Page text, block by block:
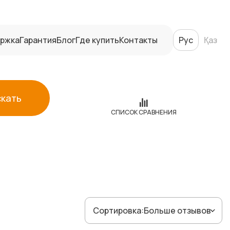
ГарантияБлогГде купитьКонтакты Рус Қаз
СПИСОК СРАВНЕНИЯ
Сортировка:Больше отзывов